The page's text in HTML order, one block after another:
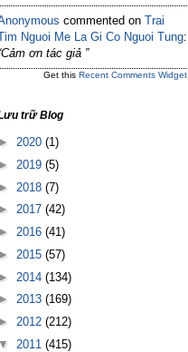
commented on Trai
Nguoi Me La Gi Co Nguoi Tung:
ơn tác giả ”
Get this Recent Comments Widget
trữ Blog
► 2020 (1)
► 2019 (5)
► 2018 (7)
► 2017 (42)
► 2016 (41)
► 2015 (57)
► 2014 (134)
► 2013 (169)
► 2012 (212)
▼ 2011 (415)